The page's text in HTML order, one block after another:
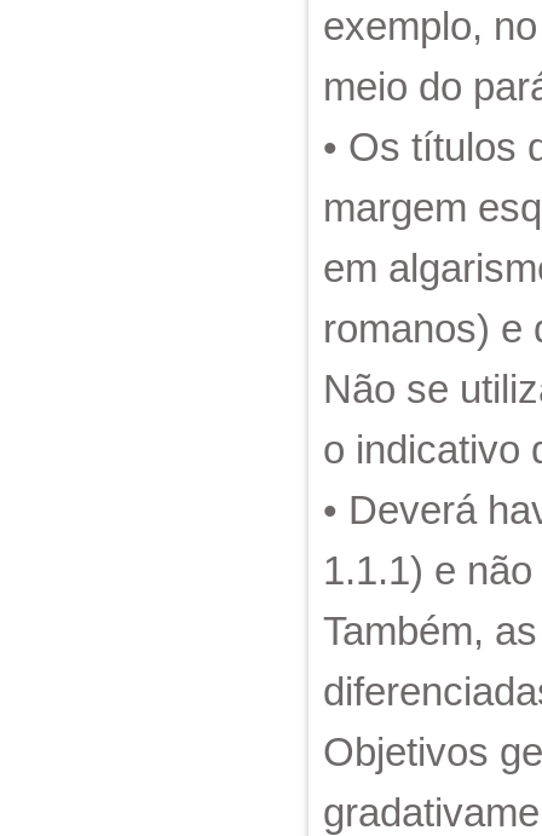
exemplo,
meio do
• Os títulos
margem
em
romanos) e
Não se
o indicativo
• Deverá
1.1.1) e
Também,
Objetivos